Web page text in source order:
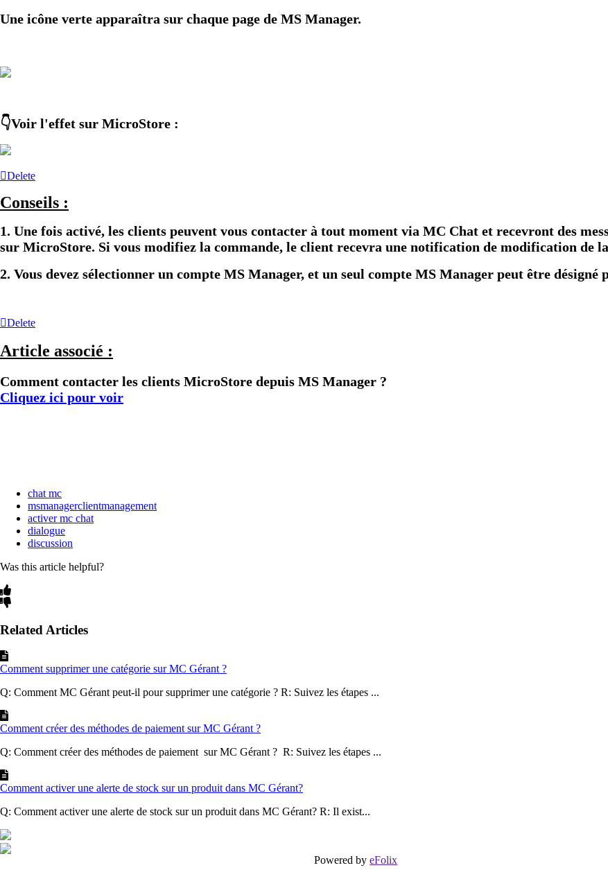
Une icône verte apparaîtra sur chaque page de MS Manager.
👇Voir l'effet sur MicroStore :
Delete
Conseils :
1. Une fois activé, les clients peuvent vous contacter à tout moment via MC Chat et recevront des
sur MicroStore. Si vous modifiez la commande, le client recevra une notification de modification de
2. Vous devez sélectionner un compte MS Manager, et un seul compte MS Manager peut être désigné
Delete
Article associé :
Comment contacter les clients MicroStore depuis MS Manager ?
Cliquez ici pour voir
chat mc
msmanagerclientmanagement
activer mc chat
dialogue
discussion
Was this article helpful?
Related Articles
Comment supprimer une catégorie sur MC Gérant ?
Q: Comment MC Gérant peut-il pour supprimer une catégorie ? R: Suivez les étapes ...
Comment créer des méthodes de paiement sur MC Gérant ?
Q: Comment créer des méthodes de paiement sur MC Gérant ? R: Suivez les étapes ...
Comment activer une alerte de stock sur un produit dans MC Gérant?
Q: Comment activer une alerte de stock sur un produit dans MC Gérant? R: Il exist...
Powered byeFolix